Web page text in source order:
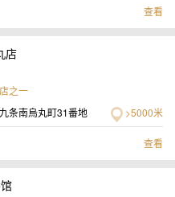
查看
店
之一
条南烏丸町31番地
>5000米
查看